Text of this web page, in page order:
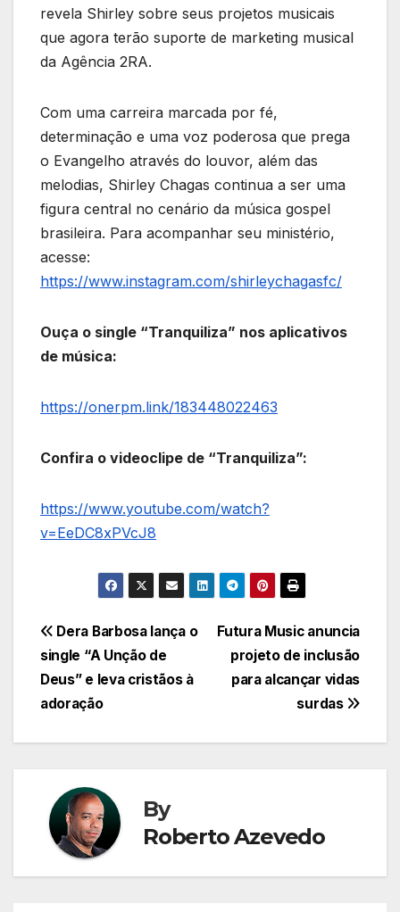
revela Shirley sobre seus projetos musicais
que agora terão suporte de marketing musical
da Agência 2RA.
Com uma carreira marcada por fé,
determinação e uma voz poderosa que prega
o Evangelho através do louvor, além das
melodias, Shirley Chagas continua a ser uma
figura central no cenário da música gospel
brasileira. Para acompanhar seu ministério,
acesse:
https://www.instagram.com/shirleychagasfc/
Ouça o single “Tranquiliza” nos aplicativos
de música:
https://onerpm.link/183448022463
Confira o videoclipe de “Tranquiliza”:
https://www.youtube.com/watch?
v=EeDC8xPVcJ8
Navegação
de
Post
Futura Music anuncia
projeto de inclusão
para alcançar vidas
surdas
Dera Barbosa lança o
single “A Unção de
Deus” e leva cristãos à
adoração
By
Roberto Azevedo